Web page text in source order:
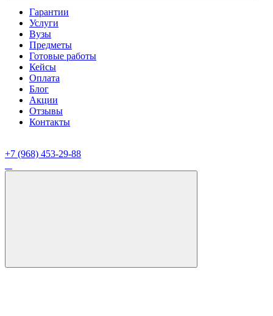
Гарантии
Услуги
Вузы
Предметы
Готовые работы
Кейсы
Оплата
Блог
Акции
Отзывы
Контакты
+7 (968) 453-29-88